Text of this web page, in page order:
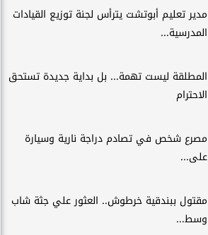
مدير تعليم أبوتشت يترأس لجنة توزيع القيادات
المدرسية...
المطلقة ليست تهمة... بل بداية جديدة تستحق
الاحترام
مصرع شخص في تصادم دراجة نارية وسيارة
على...
مقتول ببندقية خرطوش.. العثور علي جثة شاب
وسط...